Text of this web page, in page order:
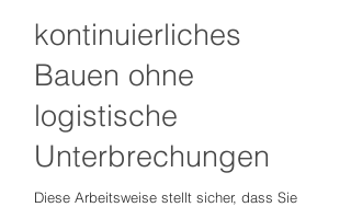
kontinuierliches
Bauen ohne
logistische
Unterbrechungen
Diese Arbeitsweise stellt sicher, dass Sie